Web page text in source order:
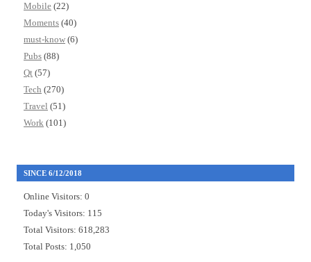
Mobile (22)
Moments (40)
must-know (6)
Pubs (88)
Qt (57)
Tech (270)
Travel (51)
Work (101)
SINCE 6/12/2018
Online Visitors: 0
Today's Visitors: 115
Total Visitors: 618,283
Total Posts: 1,050